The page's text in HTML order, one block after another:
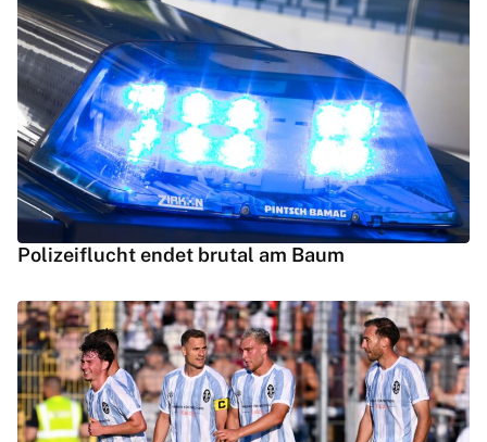
Polizeiflucht endet brutal am Baum